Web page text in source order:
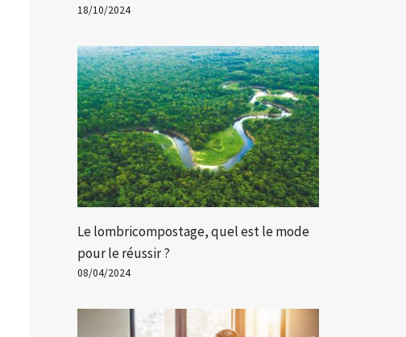
18/10/2024
Le lombricompostage, quel est le mode
pour le réussir ?
08/04/2024